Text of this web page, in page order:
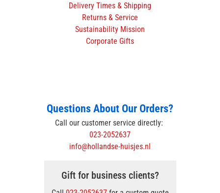
Delivery Times & Shipping
Returns & Service
Sustainability Mission
Corporate Gifts
Questions About Our Orders?
Call our customer service directly:
023-2052637
info@hollandse-huisjes.nl
Gift for business clients?